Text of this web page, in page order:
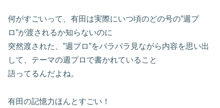
何がすごいって、有田は実際にいつ頃のどの号の”週プ
ロ”が渡されるか知らないのに
突然渡された、”週プロ”をパラパラ見ながら内容を思い出
して、テーマの週プロで書かれていること
語ってるんだよね。
有田の記憶力ほんとすごい！